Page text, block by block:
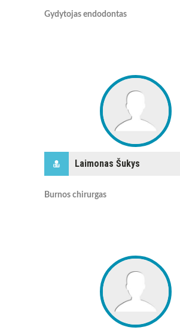
Gydytojas endodontas
Laimonas Šukys
Burnos chirurgas